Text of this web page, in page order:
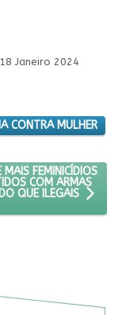
Janeiro 2024
CONTRA MULHER
MULHERES QUE
ARTIGO: DF TEVE
MAIS FEMINICÍDIOS
COM ARMAS
QUE ILEGAIS